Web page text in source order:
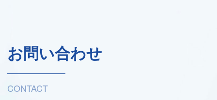
お問い合わせ
CONTACT